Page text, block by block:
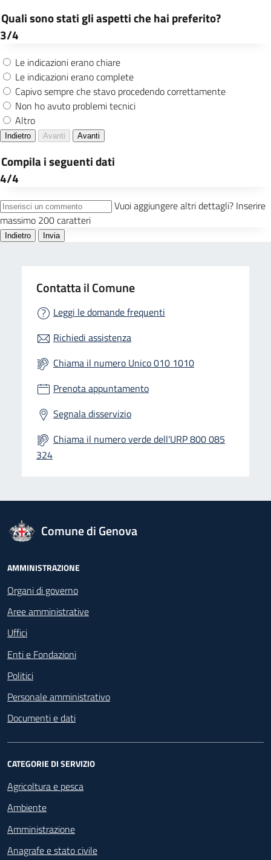
Contatta il Comune
Leggi le domande frequenti
Richiedi assistenza
Chiama il numero Unico 010 1010
Prenota appuntamento
Segnala disservizio
Chiama il numero verde dell'URP 800 085
324
logo Unione Europea
Comune di Genova
Footer - Navigazione
AMMINISTRAZIONE
Organi di governo
Aree amministrative
Uffici
Enti e Fondazioni
Politici
Personale amministrativo
Documenti e dati
CATEGORIE DI SERVIZIO
Agricoltura e pesca
Ambiente
Amministrazione
Anagrafe e stato civile